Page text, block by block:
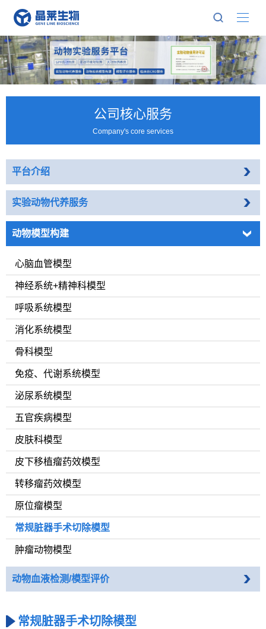
公司核心服务
Company's core services
平台介绍
实验动物代养服务
动物模型构建
心脑血管模型
神经系统+精神科模型
呼吸系统模型
消化系统模型
骨科模型
免疫、代谢系统模型
泌尿系统模型
五官疾病模型
皮肤科模型
皮下移植瘤药效模型
转移瘤药效模型
原位瘤模型
常规脏器手术切除模型
肿瘤动物模型
动物血液检测/模型评价
常规脏器手术切除模型